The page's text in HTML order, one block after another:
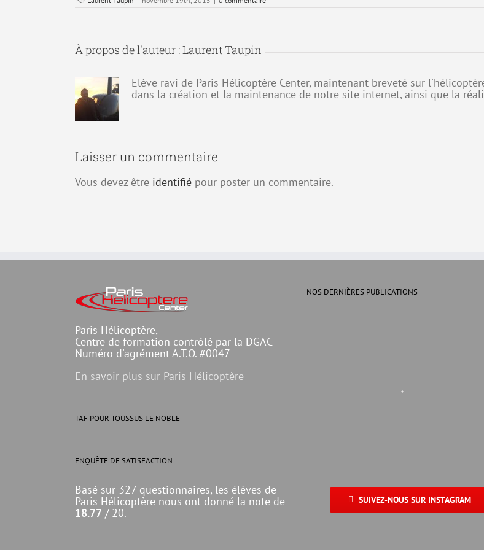
À propos de l'auteur :Laurent Taupin
Elève ravi de Paris Hélicoptère Center, maintenant breveté sur
dans la création et la maintenance de notre site internet, ainsi que la
Laisser un commentaire
Vous devez être identifié pour poster un commentaire.
Paris Hélicoptère,
Centre de formation contrôlé par la DGAC
Numéro d'agrément A.T.O. #0047
En savoir plus sur Paris Hélicoptère
TAF POUR TOUSSUS LE NOBLE
ENQUÊTE DE SATISFACTION
Basé sur 327 questionnaires, les élèves de
Paris Hélicoptère nous ont donné la note de
18.77 / 20.
NOS DERNIÈRES PUBLICATIONS
SUIVEZ-NOUS SUR INSTAGRAM